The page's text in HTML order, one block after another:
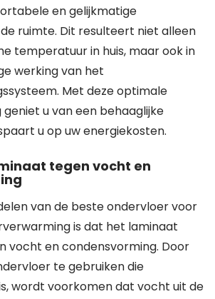
en gelijkmatige
ruimte. Dit resulteert niet alleen
temperatuur in huis, maar ook in
werking van het
Met deze optimale
u van een behaaglijke
u op uw energiekosten.
tegen vocht en
van de beste ondervloer voor
is dat het laminaat
vocht en condensvorming. Door
te gebruiken die
wordt voorkomen dat vocht uit de